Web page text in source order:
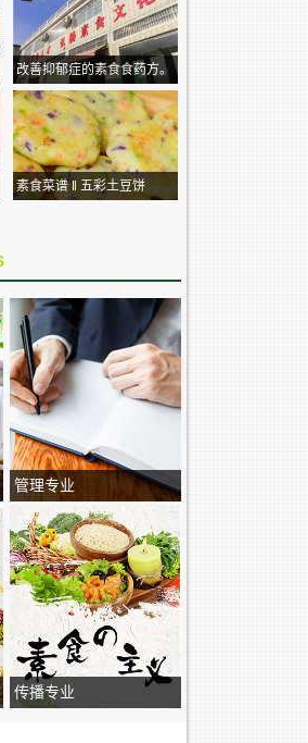
改善抑郁症的素食食药方。
素食菜谱 ‖ 五彩土豆饼
管理专业
传播专业